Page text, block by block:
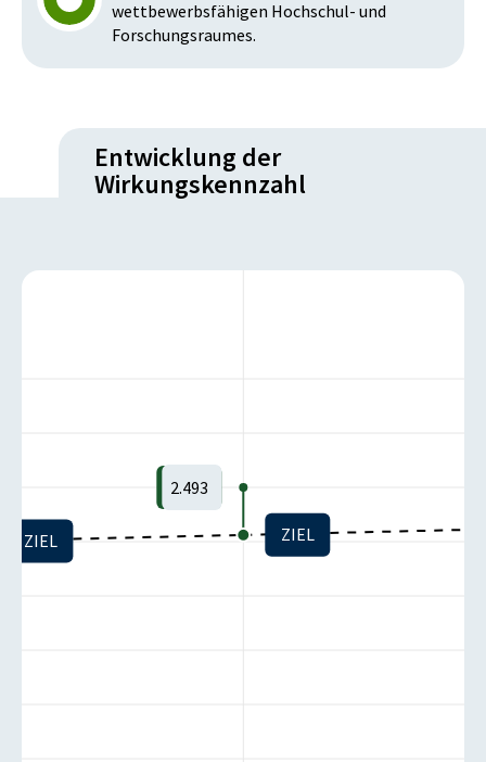
wettbewerbsfähigen Hochschul- und
Forschungsraumes.
Entwicklung der
Wirkungskennzahl
ZIEL
2.493
ZIEL